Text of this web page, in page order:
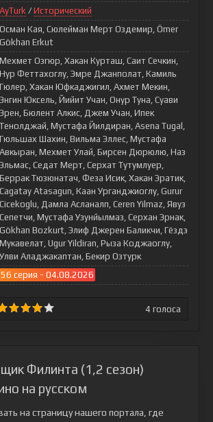
AyTurk / Исторический
Осман Кая, Сюлейман Мерт Оздемир, Ömer
Gökhan Erkut
Мехмет Озгюр, Хакан Курташ, Саит Сечкин,
Нур Феттахоглу, Эмре Джанполат, Камиль
Гюлер, Хакан Юфкаджигил, Ахмет Мекин,
Энгин Юксель, Йийит Учан, Онур Туна, Суави
Эрен, Бюлент Алкис, Джем Учан, Ипек
Тенолджай, Мустафа Йилдиран, Asena Tugal,
Гюльшах Шахин, Вильма Эллес, Мустафа
Авкыран, Мехмет Улай, Бирсен Дюрюлю, Наз
Эльмас, Седат Мерт, Серхат Тутумлуер,
Беррак Тюзюнатач, Феза Исик, Хакан Эратик,
Cagatay Atasagun, Каан Урганджиоглу, Gurur
Cicekoglu, Дамла Асланалп, Ceren Yilmaz, Явуз
Сепетчи, Мустафа Узунйылмаз, Серхан Эрнак,
Gökhan Bozkurt, Элиф Джерен Баликчи, Гёздэ
Мукавелат, Ugur Yildiran, Рыза Коджаоглу,
Улви Аладжакаптан, Бекир Озтурк
56 серия - 04.08.2026
4 голоса
Филинта (1,2 сезон)
на русском
на страницу нашего портала, где